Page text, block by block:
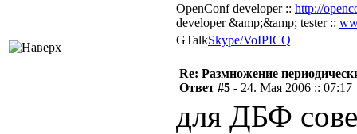
OpenConf developer :: http://
developer &amp;&amp; tester ::
GTalkSkype/VoIPICQ
Re: Размножение
Ответ #5 - 24. Мая 2006 :: 07:17
для ДБФ